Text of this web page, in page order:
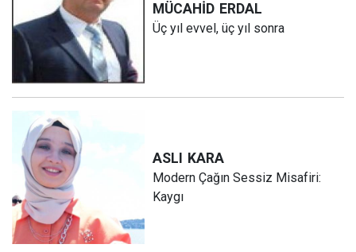
MÜCAHİD ERDAL
Üç yıl evvel, üç yıl sonra
ASLI KARA
Modern Çağın Sessiz Misafiri:
Kaygı